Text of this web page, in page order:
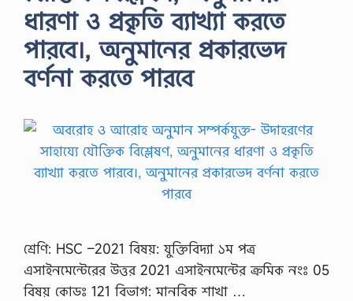
ধারণা ও প্রকৃতি ব্যাখ্যা করতে
পারবে।, অনুমানের প্রকারভেদ
বর্ণনা করতে পারবে
শ্রেণি: HSC –2021 বিষয়: যুক্তিবিদ্যা ১ম পত্র
এসাইনমেন্টেরের উত্তর 2021 এসাইনমেন্টের ক্রমিক নংঃ 05
বিষয় কোডঃ 121 বিভাগ: মানবিক শাখা …